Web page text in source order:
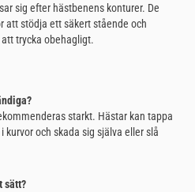
sig efter hästbenens konturer. De
att stödja ett säkert stående och
trycka obehagligt.
starkt. Hästar kan tappa
kurvor och skada sig själva eller slå
sätt?